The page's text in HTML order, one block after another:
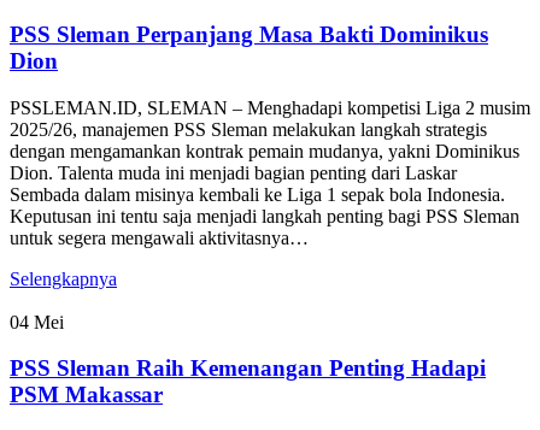
PSS Sleman Perpanjang Masa Bakti Dominikus
Dion
PSSLEMAN.ID, SLEMAN – Menghadapi kompetisi Liga 2 musim
2025/26, manajemen PSS Sleman melakukan langkah strategis
dengan mengamankan kontrak pemain mudanya, yakni Dominikus
Dion. Talenta muda ini menjadi bagian penting dari Laskar
Sembada dalam misinya kembali ke Liga 1 sepak bola Indonesia.
Keputusan ini tentu saja menjadi langkah penting bagi PSS Sleman
untuk segera mengawali aktivitasnya…
Selengkapnya
04 Mei
PSS Sleman Raih Kemenangan Penting Hadapi
PSM Makassar